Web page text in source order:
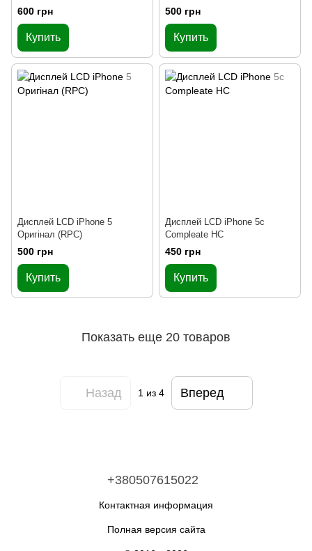
600 грн
Купить
500 грн
Купить
Дисплей LCD iPhone 5
Оригінал (RPC)
500 грн
Купить
Дисплей LCD iPhone 5c
Compleate HC
450 грн
Купить
Показать еще 20 товаров
Назад 1из 4 Вперед
+380507615022
Контактная информация
Полная версия сайта